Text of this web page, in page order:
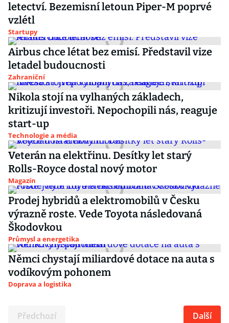
letectví. Bezemisní letoun Piper-M poprvé
vzlétl
Startupy
Airbus chce létat bez emisí. Představil vize
letadel budoucnosti
Zahraniční
Nikola stojí na vylhaných základech,
kritizují investoři. Nepochopili nás, reaguje
start-up
Technologie a média
Veterán na elektřinu. Desítky let starý
Rolls-Royce dostal nový motor
Magazín
Prodej hybridů a elektromobilů v Česku
výrazně roste. Vede Toyota následovaná
Škodovkou
Průmysl a energetika
Němci chystají miliardové dotace na auta s
vodíkovým pohonem
Doprava a logistika
Předchozí Další